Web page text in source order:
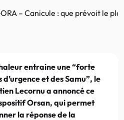
– Canicule : que prévoit le
entraine une “forte
et des Samu”, le
Lecornu a annoncé ce
Orsan, qui permet
la réponse de la